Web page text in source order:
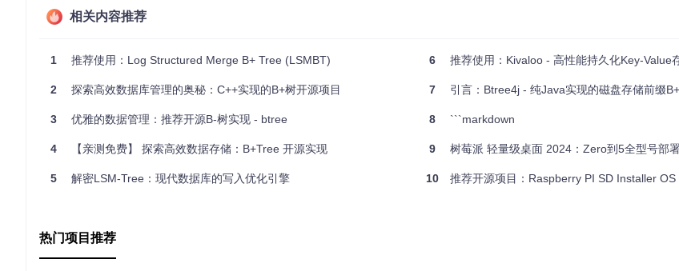
如果你是数据库工程师、算法爱好者或是寻求高效数据结构解决方案的开发者，这款开源的B+树实现绝对值得你深入探索。它不
解法，也是一个极佳的学习资源，让我们一同揭开数据结构世界的又一神秘面纱。
本推荐文章旨在简介该项目精髓，其详细实现细节与应用场景还需读者自行深入了解。
相关内容推荐
1 推荐使用：Log Structured Merge B+ Tree (LSMBT)
2 探索高效数据库管理的奥秘：C++实现的B+树开源项目
3 优雅的数据管理：推荐开源B-树实现 - btree
4 【亲测免费】 探索高效数据存储：B+Tree 开源实现
5 解密LSM-Tree：现代数据库的写入优化引擎
6 推荐使用：Kivaloo - 高性能持久化Key-Value
7 引言：Btree4j - 纯Java实现的磁盘存储前缀
8 ```markdown
9 树莓派 轻量级桌面 2024：Zero到5全型号部
10 推荐开源项目：Raspberry PI SD Installer OS
热门项目推荐